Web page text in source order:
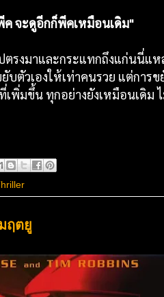
ค จะดูอีกก็พีคเหมือนเดิม"
ตรงมาและกระแทกถึงแก่นนี่แ
ตัวเองให้เท่าคนรวย แต่การ
พิ่มขึ้น ทุกอย่างยังเหมือนเดิม
ฤตยู